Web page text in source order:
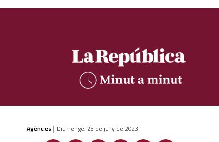
Agències | Diumenge, 25 de juny de 2023